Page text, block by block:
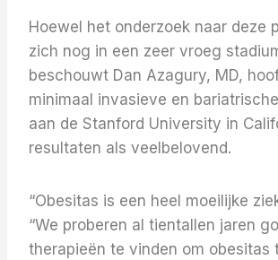
Hoewel het onderzoek naar deze
zich nog in een zeer vroeg
beschouwt Dan Azagury, MD,
minimaal invasieve en
aan de Stanford University in
resultaten als veelbelovend.
“Obesitas is een heel moeilijke
“We proberen al tientallen jaren
therapieën te vinden om obesitas